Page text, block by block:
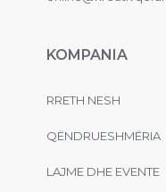
KOMPANIA
RRETH NESH
QËNDRUESHMËRIA
LAJME DHE EVENTE